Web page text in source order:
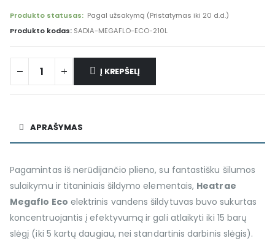
Produkto statusas: Pagal užsakymą (Pristatymas iki 20 d.d.)
Produkto kodas: SADIA-MEGAFLO-ECO-210L
Į KREPŠELĮ
Alternative:
APRAŠYMAS
Pagamintas iš nerūdijančio plieno, su fantastišku šilumos
sulaikymu ir titaniniais šildymo elementais, Heatrae
Megaflo Eco elektrinis vandens šildytuvas buvo sukurtas
koncentruojantis į efektyvumą ir gali atlaikyti iki 15 barų
slėgį (iki 5 kartų daugiau, nei standartinis darbinis slėgis).